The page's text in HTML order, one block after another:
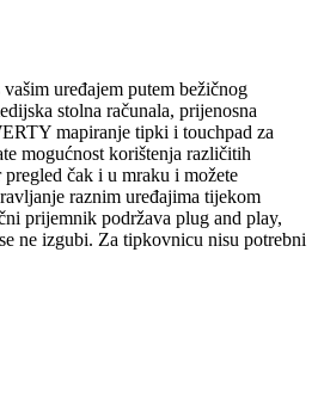
uređajem putem bežičnog
stolna računala, prijenosna
mapiranje tipki i touchpad za
mogućnost korištenja različitih
čak i u mraku i možete
raznim uređajima tijekom
prijemnik podržava plug and play,
ne izgubi. Za tipkovnicu nisu potrebni